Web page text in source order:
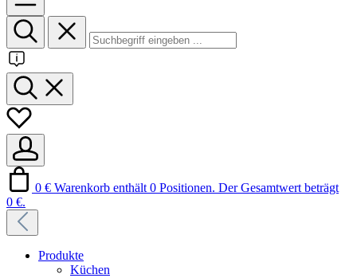
0 € Warenkorb enthält 0 Positionen. Der Gesamtwert beträgt
0 €.
Produkte
Küchen